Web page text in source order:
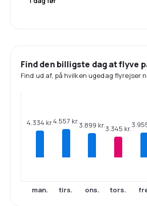
Find den billigste dag at flyve
Find ud af, på hvilken ugedag flyrejser
4.334 kr.
man.
4.557 kr.
tirs.
3.899 kr.
ons.
3.345 kr.
tors.